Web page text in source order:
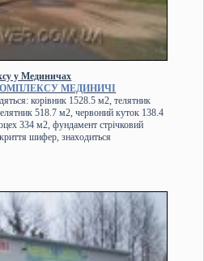
у Мединичах
МЕДИНИЧІ
корівник 1528.5 м2, телятник
518.7 м2, червоний куток 138.4
334 м2, фундамент стрічковий
шифер, знаходиться